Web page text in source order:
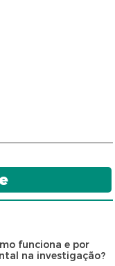
funciona e por
na investigação?